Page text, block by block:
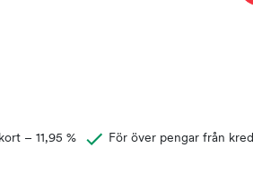
– 11,95 %
För över pengar från